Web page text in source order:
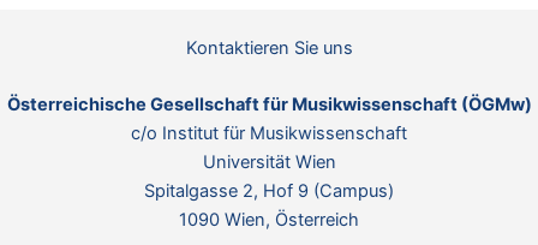
Kontaktieren Sie uns
Österreichische Gesellschaft für Musikwissenschaft (ÖGMw)
c/o Institut für Musikwissenschaft
Universität Wien
Spitalgasse 2, Hof 9 (Campus)
1090 Wien, Österreich